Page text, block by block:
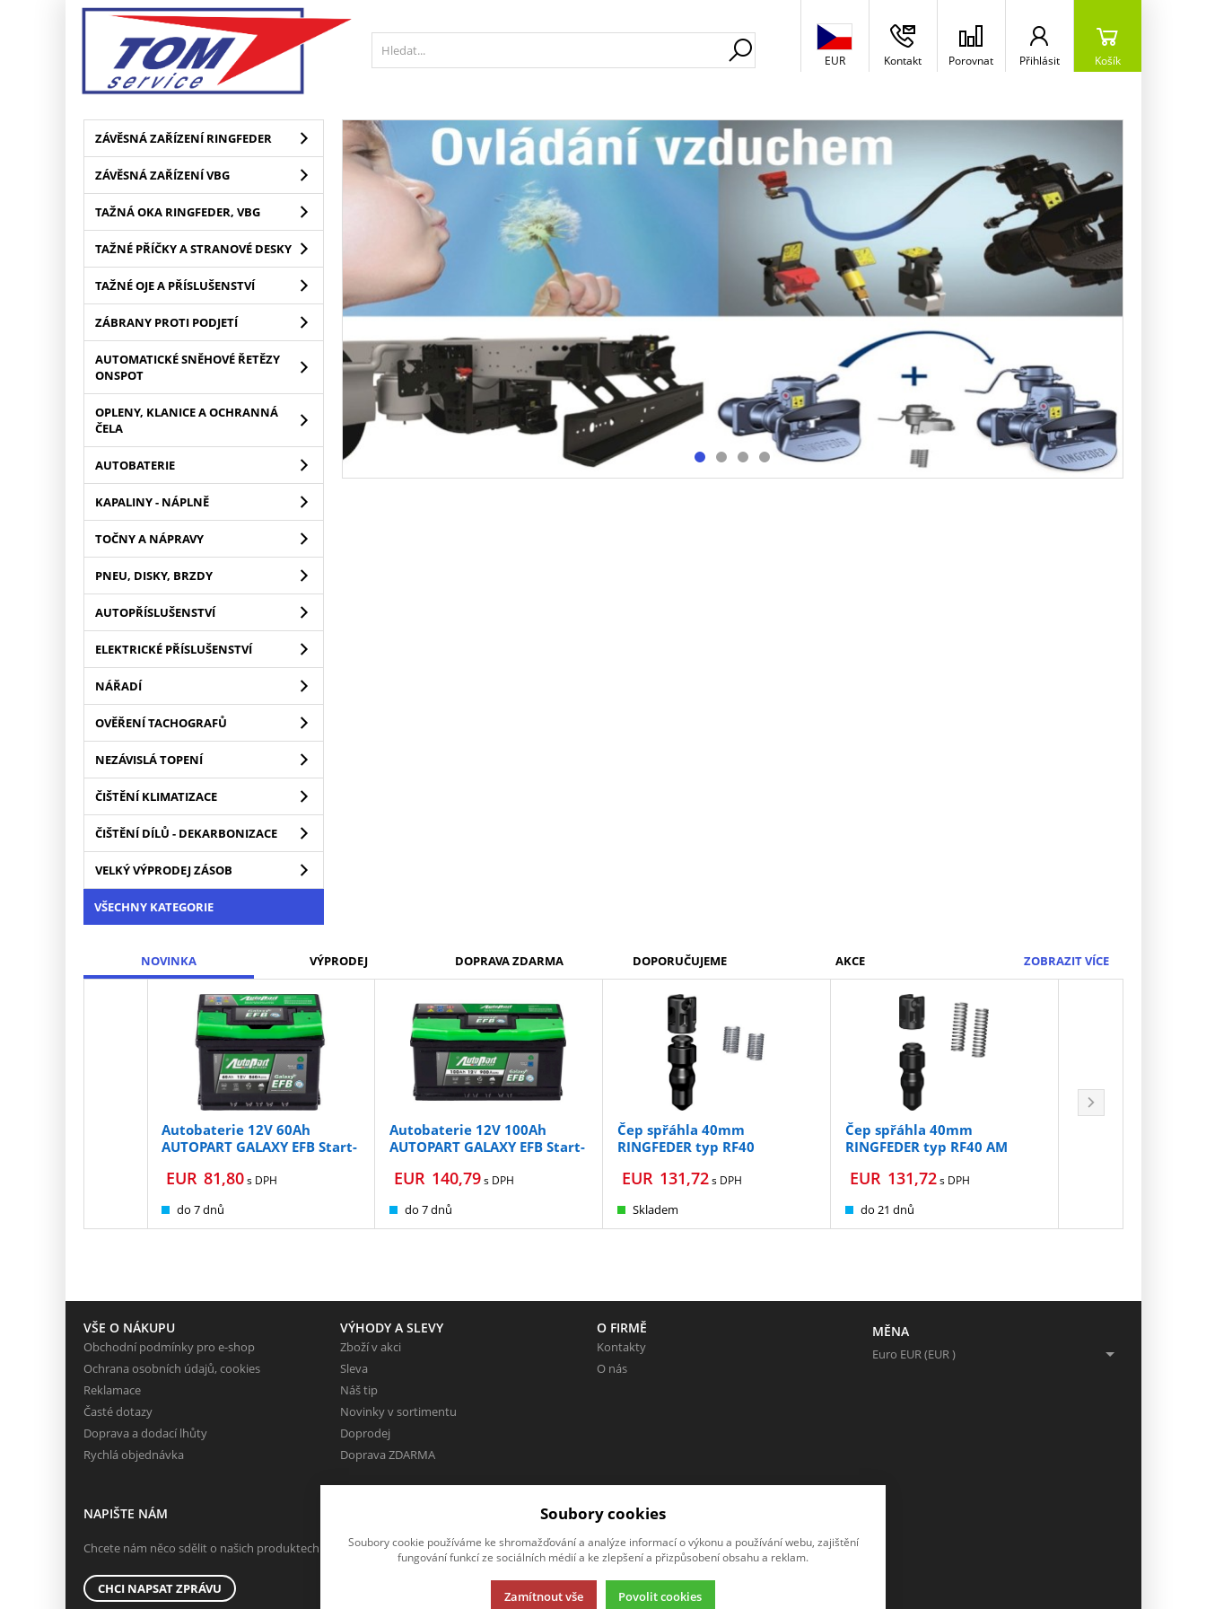
EUR Kontakt Porovnat Přihlásit Košík
ZÁVĚSNÁ ZAŘÍZENÍ RINGFEDER
ZÁVĚSNÁ ZAŘÍZENÍ VBG
TAŽNÁ OKA RINGFEDER, VBG
TAŽNÉ PŘÍČKY A STRANOVÉ DESKY
TAŽNÉ OJE A PŘÍSLUŠENSTVÍ
ZÁBRANY PROTI PODJETÍ
AUTOMATICKÉ SNĚHOVÉ ŘETĚZY
ONSPOT
OPLENY, KLANICE A OCHRANNÁ
ČELA
AUTOBATERIE
KAPALINY - NÁPLNĚ
TOČNY A NÁPRAVY
PNEU, DISKY, BRZDY
AUTOPŘÍSLUŠENSTVÍ
ELEKTRICKÉ PŘÍSLUŠENSTVÍ
NÁŘADÍ
OVĚŘENÍ TACHOGRAFŮ
NEZÁVISLÁ TOPENÍ
ČIŠTĚNÍ KLIMATIZACE
ČIŠTĚNÍ DÍLŮ - DEKARBONIZACE
VELKÝ VÝPRODEJ ZÁSOB
VŠECHNY KATEGORIE
NOVINKA VÝPRODEJ DOPRAVA ZDARMA DOPORUČUJEME AKCE R58.03ZOBRAZIT VÍCE
Autobaterie 12V 60Ah
AUTOPART GALAXY EFB Start-
81,80
EUR s DPH
do 7 dnů
Autobaterie 12V 100Ah
AUTOPART GALAXY EFB Start-
140,79
EUR s DPH
do 7 dnů
Čep spřáhla 40mm
RINGFEDER typ RF40
131,72
EUR s DPH
Skladem
Čep spřáhla 40mm
RINGFEDER typ RF40 AM
131,72
EUR s DPH
do 21 dnů
VŠE O NÁKUPU
Obchodní podmínky pro e-shop
Ochrana osobních údajů, cookies
Reklamace
Časté dotazy
Doprava a dodací lhůty
Rychlá objednávka
VÝHODY A SLEVY
Zboží v akci
Sleva
Náš tip
Novinky v sortimentu
Doprodej
Doprava ZDARMA
O FIRMĚ
Kontakty
O nás
MĚNA
Euro EUR (EUR )
NAPIŠTE NÁM
Chcete nám něco sdělit o našich produktech nebo e-shopu? Neváhejte napsat.
CHCI NAPSAT ZPRÁVU
Soubory cookies
Soubory cookie používáme ke shromažďování a analýze informací o výkonu a používání webu, zajištění
fungování funkcí ze sociálních médií a ke zlepšení a přizpůsobení obsahu a reklam.
Zamítnout vše Povolit cookies